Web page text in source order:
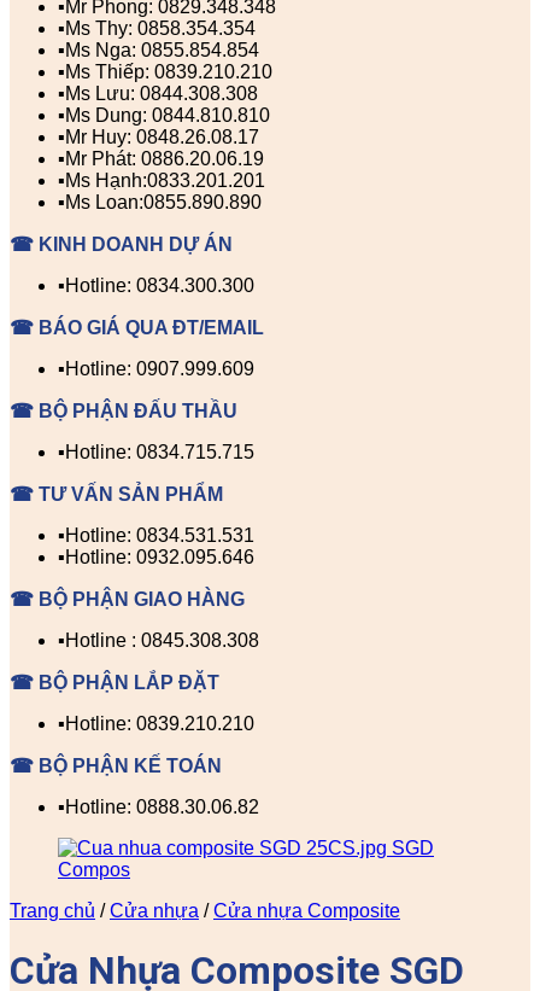
▪️Mr Phong: 0829.348.348
▪️Ms Thy: 0858.354.354
▪️Ms Nga: 0855.854.854
▪️Ms Thiếp: 0839.210.210
▪️Ms Lưu: 0844.308.308
▪️Ms Dung: 0844.810.810
▪️Mr Huy: 0848.26.08.17
▪️Mr Phát: 0886.20.06.19
▪️Ms Hạnh:0833.201.201
▪️Ms Loan:0855.890.890
☎ KINH DOANH DỰ ÁN
▪️Hotline: 0834.300.300
☎ BÁO GIÁ QUA ĐT/EMAIL
▪️Hotline: 0907.999.609
☎ BỘ PHẬN ĐẤU THẦU
▪️Hotline: 0834.715.715
☎ TƯ VẤN SẢN PHẨM
▪️Hotline: 0834.531.531
▪️Hotline: 0932.095.646
☎ BỘ PHẬN GIAO HÀNG
▪️Hotline : 0845.308.308
☎ BỘ PHẬN LẮP ĐẶT
▪️Hotline: 0839.210.210
☎ BỘ PHẬN KẾ TOÁN
▪️Hotline: 0888.30.06.82
Trang chủ / Cửa nhựa / Cửa nhựa Composite
Cửa Nhựa Composite SGD